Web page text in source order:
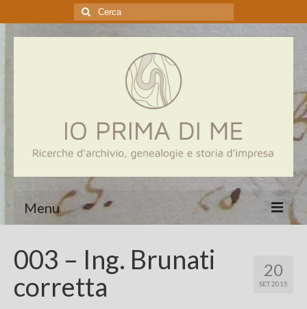
Cerca:
Menu
Genealogia
Aziende
20
SET 2015
003 – Ing. Brunati
corretta